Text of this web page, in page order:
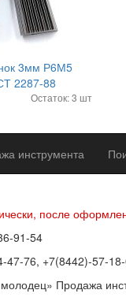
3мм Р6М5
2287-88
Остаток: 3 шт
инструмента
после
91-54
47-76, +7(8442)-57-
Продажа